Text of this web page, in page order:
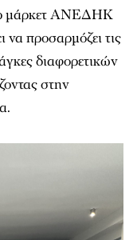
μάρκετ ΑΝΕΔΗΚ
προσαρμόζει τις
διαφορετικών
στην